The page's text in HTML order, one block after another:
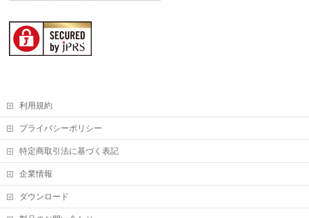
利用規約
プライバシーポリシー
特定商取引法に基づく表記
企業情報
ダウンロード